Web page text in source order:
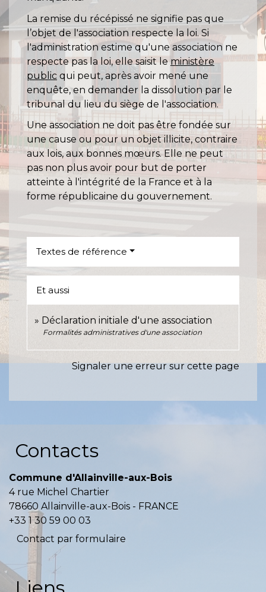
La remise du récépissé ne signifie pas que
l’objet de l'association respecte la loi. Si
l'administration estime qu'une association ne
respecte pas la loi, elle saisit leministère
public qui peut, après avoir mené une
enquête, en demander la dissolution par le
tribunal du lieu du siège de l'association.
Une association ne doit pas être fondée sur
une cause ou pour un objet illicite, contraire
aux lois, aux bonnes mœurs. Elle ne peut
pas non plus avoir pour but de porter
atteinte à l'intégrité de la France et à la
forme républicaine du gouvernement.
Textes de référence
Et aussi
Déclaration initiale d'une association
Formalités administratives d'une association
Signaler une erreur sur cette page
Contacts
Commune d'Allainville-aux-Bois
4 rue Michel Chartier
78660 Allainville-aux-Bois - FRANCE
+33 1 30 59 00 03
Contact par formulaire
Liens